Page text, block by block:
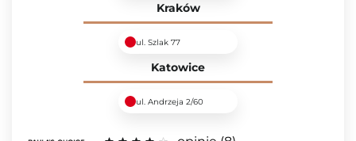
Kraków
ul. Szlak 77
Katowice
ul. Andrzeja 2/60